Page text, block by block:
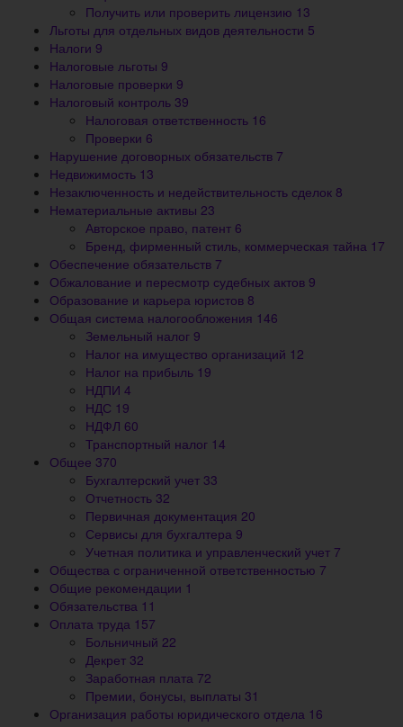
Получить или проверить лицензию 13
Льготы для отдельных видов деятельности 5
Налоги 9
Налоговые льготы 9
Налоговые проверки 9
Налоговый контроль 39
Налоговая ответственность 16
Проверки 6
Нарушение договорных обязательств 7
Недвижимость 13
Незаключенность и недействительность сделок 8
Нематериальные активы 23
Авторское право, патент 6
Бренд, фирменный стиль, коммерческая тайна 17
Обеспечение обязательств 7
Обжалование и пересмотр судебных актов 9
Образование и карьера юристов 8
Общая система налогообложения 146
Земельный налог 9
Налог на имущество организаций 12
Налог на прибыль 19
НДПИ 4
НДС 19
НДФЛ 60
Транспортный налог 14
Общее 370
Бухгалтерский учет 33
Отчетность 32
Первичная документация 20
Сервисы для бухгалтера 9
Учетная политика и управленческий учет 7
Общества с ограниченной ответственностью 7
Общие рекомендации 1
Обязательства 11
Оплата труда 157
Больничный 22
Декрет 32
Заработная плата 72
Премии, бонусы, выплаты 31
Организация работы юридического отдела 16